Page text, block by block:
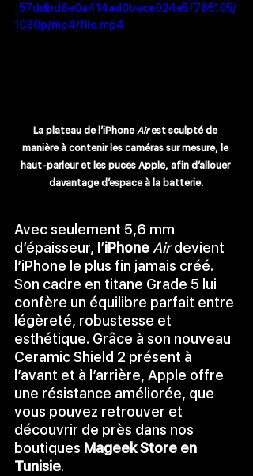
_57ddbd8e0a414ad0bece024e5f765105/
1080p/mp4/file.mp4
La plateau de l’iPhone Air est sculpté de
manière à contenir les caméras sur mesure, le
haut-parleur et les puces Apple, afin d’allouer
davantage d’espace à la batterie.
Avec seulement 5,6 mm
d’épaisseur, l’iPhone Air devient
l’iPhone le plus fin jamais créé.
Son cadre en titane Grade 5 lui
confère un équilibre parfait entre
légèreté, robustesse et
esthétique. Grâce à son nouveau
Ceramic Shield 2 présent à
l’avant et à l’arrière, Apple offre
une résistance améliorée, que
vous pouvez retrouver et
découvrir de près dans nos
boutiques Mageek Store en
Tunisie.